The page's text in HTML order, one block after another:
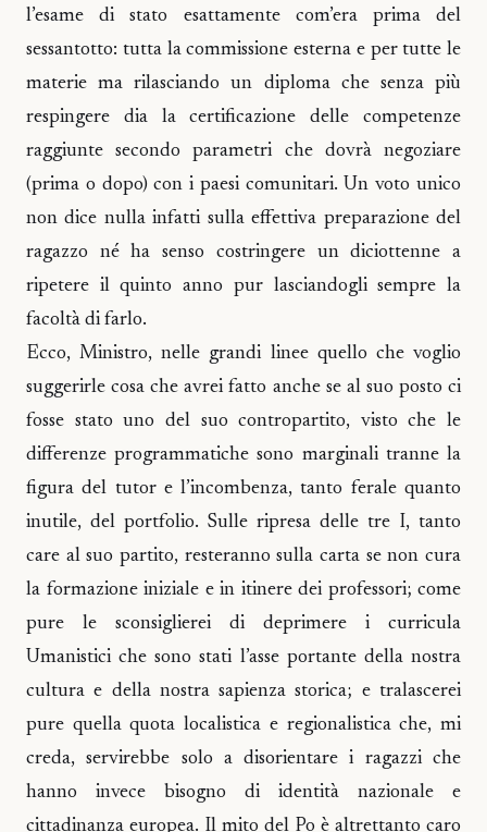
l’esame di stato esattamente com’era prima del
sessantotto: tutta la commissione esterna e per tutte le
materie ma rilasciando un diploma che senza più
respingere dia la certificazione delle competenze
raggiunte secondo parametri che dovrà negoziare
(prima o dopo) con i paesi comunitari. Un voto unico
non dice nulla infatti sulla effettiva preparazione del
ragazzo né ha senso costringere un diciottenne a
ripetere il quinto anno pur lasciandogli sempre la
facoltà di farlo.
Ecco, Ministro, nelle grandi linee quello che voglio
suggerirle cosa che avrei fatto anche se al suo posto ci
fosse stato uno del suo contropartito, visto che le
differenze programmatiche sono marginali tranne la
figura del tutor e l’incombenza, tanto ferale quanto
inutile, del portfolio. Sulle ripresa delle tre I, tanto
care al suo partito, resteranno sulla carta se non cura
la formazione iniziale e in itinere dei professori; come
pure le sconsiglierei di deprimere i curricula
Umanistici che sono stati l’asse portante della nostra
cultura e della nostra sapienza storica; e tralascerei
pure quella quota localistica e regionalistica che, mi
creda, servirebbe solo a disorientare i ragazzi che
hanno invece bisogno di identità nazionale e
cittadinanza europea. Il mito del Po è altrettanto caro